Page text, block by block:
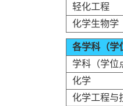
轻化工程
化学生物学
各学科（学
学科（学位
化学
化学工程与